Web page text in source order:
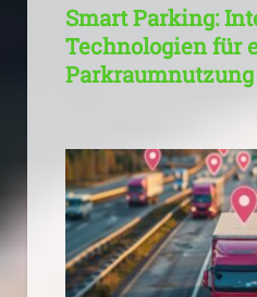
Smart Parking:
Technologien für
Parkraumnutzung